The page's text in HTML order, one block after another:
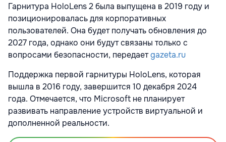
Гарнитура HoloLens 2 была выпущена в 2019 году и
позиционировалась для корпоративных
пользователей. Она будет получать обновления до
2027 года, однако они будут связаны только с
вопросами безопасности, передаетgazeta.ru
Поддержка первой гарнитуры HoloLens, которая
вышла в 2016 году, завершится 10 декабря 2024
года. Отмечается, что Microsoft не планирует
развивать направление устройств виртуальной и
дополненной реальности.